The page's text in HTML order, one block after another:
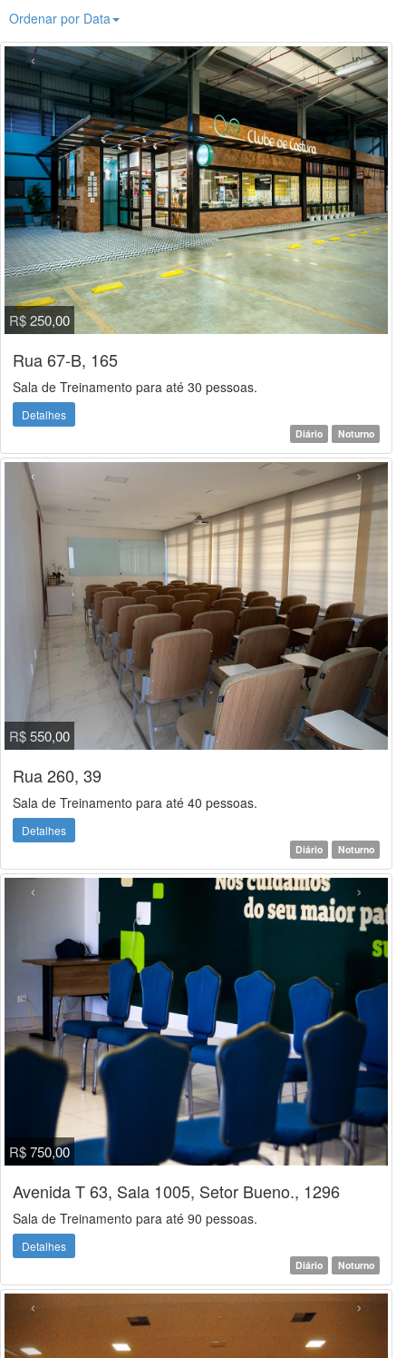
Ordenar por Data
R$ 250,00
‹ ›
Rua 67-B, 165
Sala de Treinamento para até 30 pessoas.
Detalhes
Diário Noturno
R$ 550,00
‹ ›
Rua 260, 39
Sala de Treinamento para até 40 pessoas.
Detalhes
Diário Noturno
R$ 750,00
‹ ›
Avenida T 63, Sala 1005, Setor Bueno., 1296
Sala de Treinamento para até 90 pessoas.
Detalhes
Diário Noturno
‹ ›